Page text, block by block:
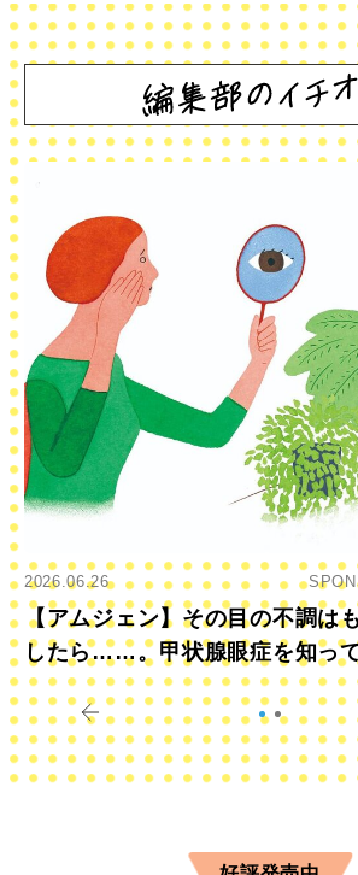
2026.06.26
【アムジェン】その目の不調は
したら……。甲状腺眼症を知っ
すか？